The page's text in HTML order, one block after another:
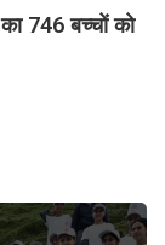
746 बच्चों को